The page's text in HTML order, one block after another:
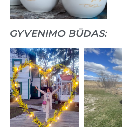
GYVENIMO BŪDAS: